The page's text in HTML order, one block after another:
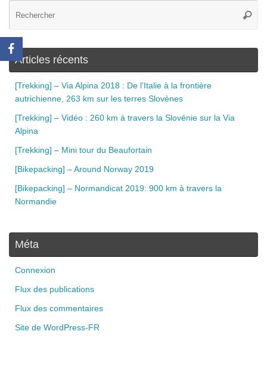
Articles récents
[Trekking] – Via Alpina 2018 : De l’Italie à la frontière
autrichienne, 263 km sur les terres Slovènes
[Trekking] – Vidéo : 260 km à travers la Slovénie sur la Via
Alpina
[Trekking] – Mini tour du Beaufortain
[Bikepacking] – Around Norway 2019
[Bikepacking] – Normandicat 2019: 900 km à travers la
Normandie
Méta
Connexion
Flux des publications
Flux des commentaires
Site de WordPress-FR